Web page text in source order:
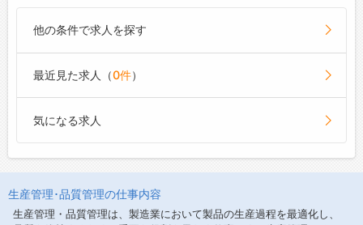
他の条件で求人を探す
最近見た求人（0件）
気になる求人
生産管理･品質管理の仕事内容
生産管理・品質管理は、製造業において製品の生産過程を最適化し、